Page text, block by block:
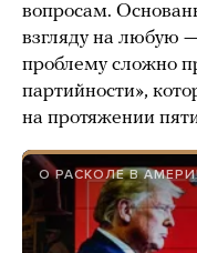
вопросам.
взгляду на любую
проблему сложно
партийности»,
на протяжении
О РАСКОЛЕ В